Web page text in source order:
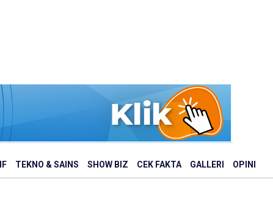
TEKNO & SAINS SHOW BIZ CEK FAKTA GALLERI OPINI